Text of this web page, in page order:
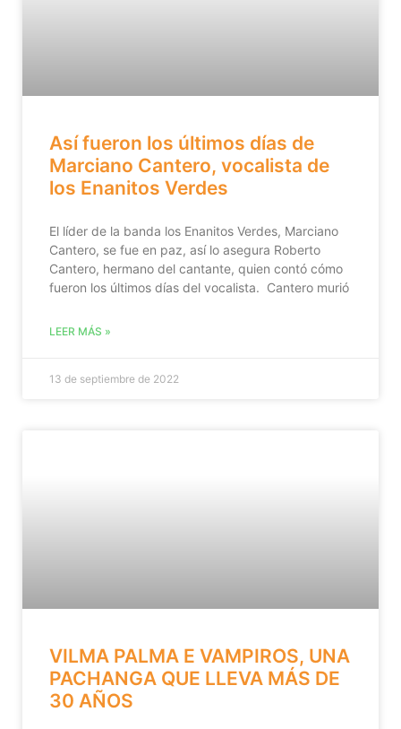
Así fueron los últimos días de
Marciano Cantero, vocalista de
los Enanitos Verdes
El líder de la banda los Enanitos Verdes, Marciano
Cantero, se fue en paz, así lo asegura Roberto
Cantero, hermano del cantante, quien contó cómo
fueron los últimos días del vocalista. Cantero murió
LEER MÁS »
13 de septiembre de 2022
VILMA PALMA E VAMPIROS, UNA
PACHANGA QUE LLEVA MÁS DE
30 AÑOS